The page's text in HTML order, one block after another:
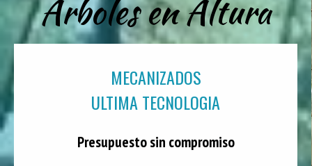
Arboles en Altura
MECANIZADOS
ULTIMA TECNOLOGIA
Presupuesto sin compromiso